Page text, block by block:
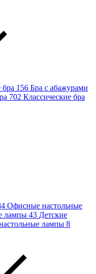
бра 156 Бра с абажурами
702 Классические бра
Офисные настольные
лампы 43 Детские
лампы 8